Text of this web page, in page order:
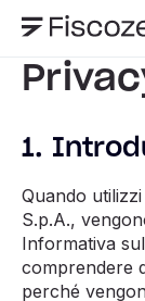
1.
Quando
S.p.A.,
Informativa
comprendere
perché